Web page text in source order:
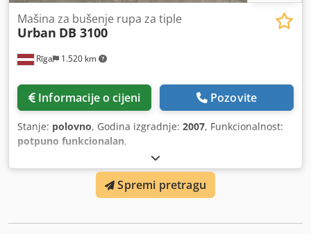
Rīga 1.520 km
Mašina za bušenje rupa za tiple
Urban DB 3100
Informacije o cijeni Pozovite
Stanje: polovno, Godina izgradnje: 2007, Funkcionalnost:
potpuno funkcionalan,
Spremi pretragu